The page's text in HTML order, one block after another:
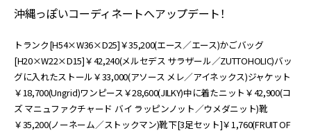
沖縄っぽいコーディネートへアップデート！
トランク[H54×W36×D25]￥35,200(エース／エース)かごバッグ
[H20×W22×D15]￥42,240(メルセデス サラザール／ZUTTOHOLIC)バッ
グに入れたストール￥33,000(アソース メレ／アイネックス)ジャケット
￥18,700(Ungrid)ワンピース￥28,600(JILKY)中に着たニット￥42,900(コ
ズ マニュファクチャード バイ ラッピンノット／ウメダニット)靴
￥35,200(ノーネーム／ストックマン)靴下[3足セット]￥1,760(FRUIT OF